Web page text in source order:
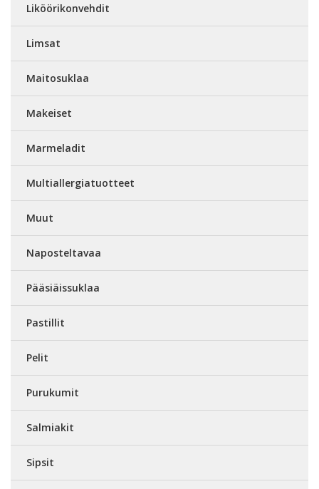
Liköörikonvehdit
Limsat
Maitosuklaa
Makeiset
Marmeladit
Multiallergiatuotteet
Muut
Naposteltavaa
Pääsiäissuklaa
Pastillit
Pelit
Purukumit
Salmiakit
Sipsit